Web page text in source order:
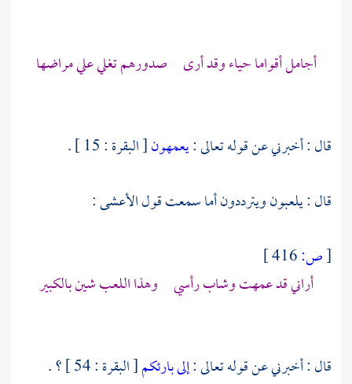
أجامل أقواما حياء وقد أرى صدورهم تغلي علي مراضها
قال : أخبرني عن قوله تعالى :يعمهون[ البقرة : 15 ] .
قال : يلعبون ويترددون أما سمعت قولالأعشى:
[ص:
أراني قد عمهت وشاب رأسي وهذا اللعب شين بالكبير
قال : أخبرني عن قوله تعالى :إلى بارئكم[ البقرة : 54 ] ؟ .